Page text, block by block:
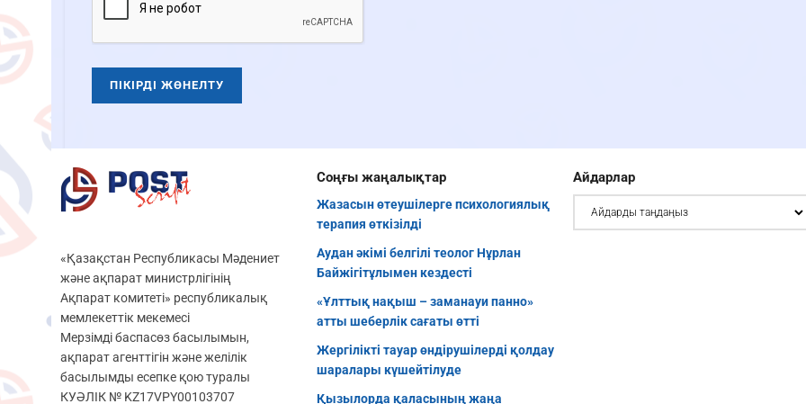
«Қазақстан Республикасы Мәдениет
және ақпарат министрлігінің
Ақпарат комитеті» республикалық
мемлекеттік мекемесі
Мерзімді баспасөз басылымын,
ақпарат агенттігін және желілік
басылымды есепке қою туралы
КУӘЛІК № KZ17VPY00103707
Соңғы жаңалықтар
Жазасын өтеушілерге психологиялық
терапия өткізілді
Аудан әкімі белгілі теолог Нұрлан
Байжігітұлымен кездесті
«Ұлттық нақыш – заманауи панно»
атты шеберлік сағаты өтті
Жергілікті тауар өндірушілерді қолдау
шаралары күшейтілуде
Қызылорда қаласының жаңа
Айдарлар